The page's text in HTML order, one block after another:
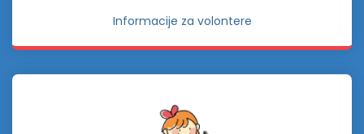
Informacije za volontere